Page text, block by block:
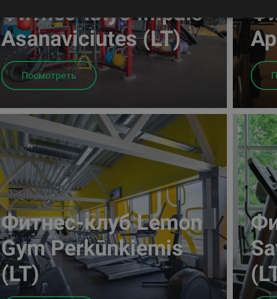
Фитнес-клуб Impuls
Asanaviciutes (LT)
Посмотреть
Фитнес-клуб Lemon
Gym Perkūnkiemis
(LT)